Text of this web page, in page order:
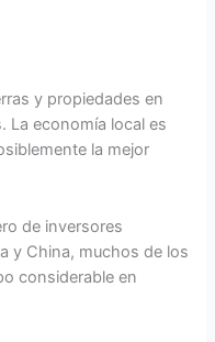
y propiedades en
La economía local es
la mejor
de inversores
y China, muchos de los
considerable en